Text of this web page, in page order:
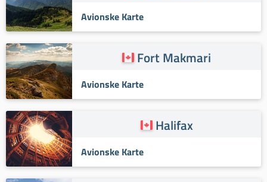
Avionske Karte
Fort Makmari
Avionske Karte
Halifax
Avionske Karte